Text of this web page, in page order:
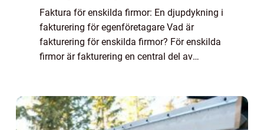
Faktura för enskilda firmor: En djupdykning i
fakturering för egenföretagare Vad är
fakturering för enskilda firmor? För enskilda
firmor är fakturering en central del av